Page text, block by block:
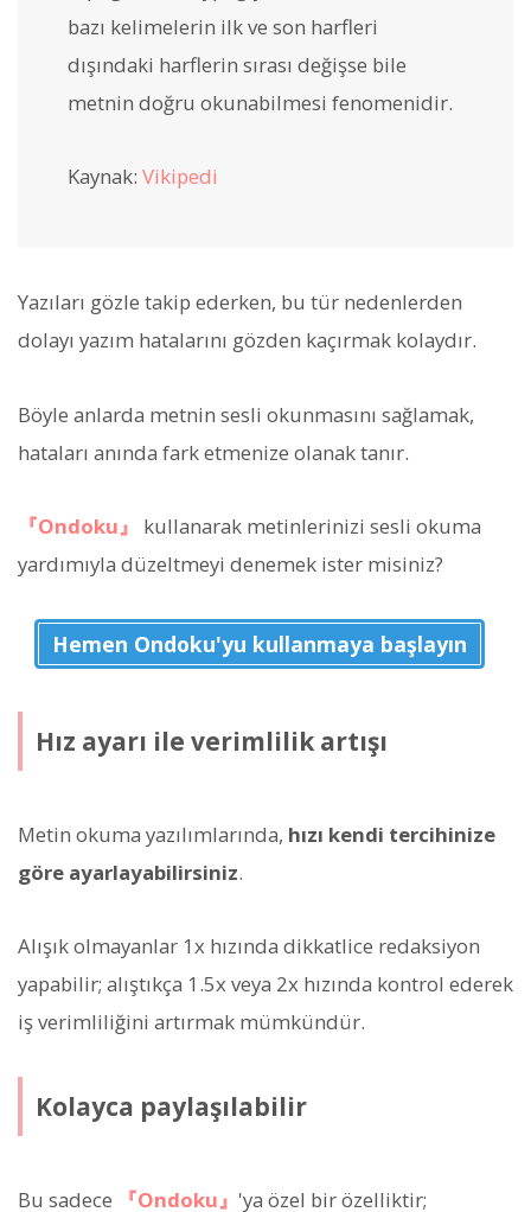
bazı kelimelerin ilk ve son harfleri
dışındaki harflerin sırası değişse bile
metnin doğru okunabilmesi fenomenidir.
Kaynak: Vikipedi
Yazıları gözle takip ederken, bu tür nedenlerden
dolayı yazım hatalarını gözden kaçırmak kolaydır.
Böyle anlarda metnin sesli okunmasını sağlamak,
hataları anında fark etmenize olanak tanır.
『Ondoku』
kullanarak metinlerinizi sesli okuma
yardımıyla düzeltmeyi denemek ister misiniz?
Hemen Ondoku'yu kullanmaya başlayın
Hız ayarı ile verimlilik artışı
Metin okuma yazılımlarında, hızı kendi tercihinize
göre ayarlayabilirsiniz.
Alışık olmayanlar 1x hızında dikkatlice redaksiyon
yapabilir; alıştıkça 1.5x veya 2x hızında kontrol ederek
iş verimliliğini artırmak mümkündür.
Kolayca paylaşılabilir
Bu sadece 『Ondoku』 'ya özel bir özelliktir;